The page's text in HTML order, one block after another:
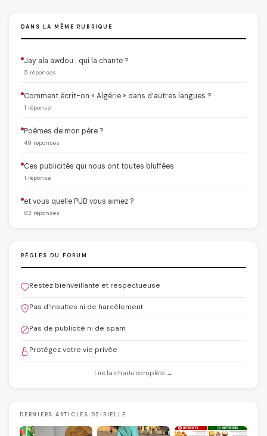
DANS LA MÊME RUBRIQUE
Jay ala awdou : qui la chante ?
5 réponses
Comment écrit-on « Algérie » dans d’autres langues ?
1 réponse
Poèmes de mon père ?
49 réponses
Ces publicités qui nous ont toutes bluffées
1 réponse
et vous quelle PUB vous aimez ?
82 réponses
RÈGLES DU FORUM
Restez bienveillante et respectueuse
Pas d'insultes ni de harcèlement
Pas de publicité ni de spam
Protégez votre vie privée
Lire la charte complète →
DERNIERS ARTICLES DZIRIELLE